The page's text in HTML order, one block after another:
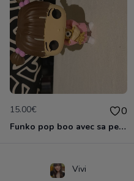
15.00€ 0
Funko pop boo avec sa peluche
Vivi